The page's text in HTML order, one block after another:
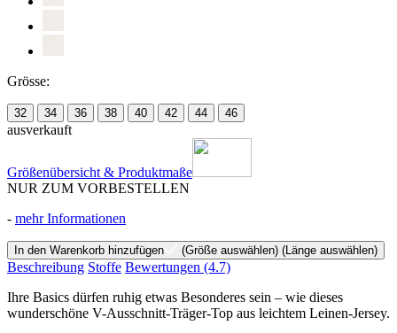
Grösse:
32 34 36 38 40 42 44 46
ausverkauft
Größenübersicht & Produktmaße
NUR ZUM VORBESTELLEN
- mehr Informationen
In den Warenkorb hinzufügen (Größe auswählen) (Länge auswählen)
Beschreibung Stoffe Bewertungen (4.7)
Ihre Basics dürfen ruhig etwas Besonderes sein – wie dieses
wunderschöne V-Ausschnitt-Träger-Top aus leichtem Leinen-Jersey.